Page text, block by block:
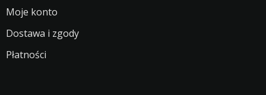
Moje konto
Dostawa i zgody
Płatności